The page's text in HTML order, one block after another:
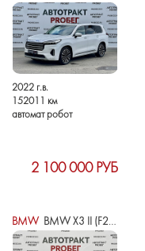
2022 г.в.
152011 км
автомат робот
2 100 000 РУБ
BMW BMW X3 II (F25) РЕСТАЙЛИНГ